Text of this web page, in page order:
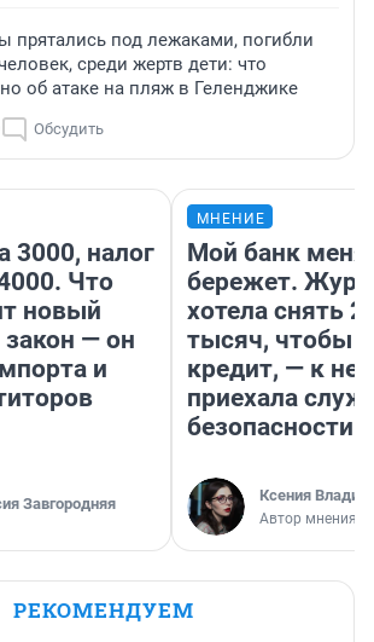
прятались под лежаками, погибли
среди жертв дети: что
об атаке на пляж в Геленджике
Обсудить
3000, налог
Что
новый
— он
и
Завгородняя
МНЕНИЕ
Мой банк меня
бережет.
хотела снять
тысяч, чтобы
кредит, — к
приехала
безопасности
Ксения
Автор мнения
РЕКОМЕНДУЕМ